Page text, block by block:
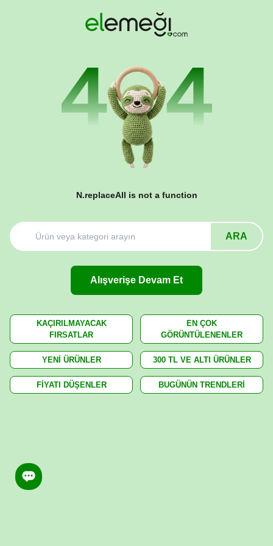
N.replaceAll is not a function
ARA
Alışverişe Devam Et
KAÇIRILMAYACAK
FIRSATLAR
EN ÇOK
GÖRÜNTÜLENENLER
YENİ ÜRÜNLER 300 TL VE ALTI ÜRÜNLER
FİYATI DÜŞENLER BUGÜNÜN TRENDLERİ